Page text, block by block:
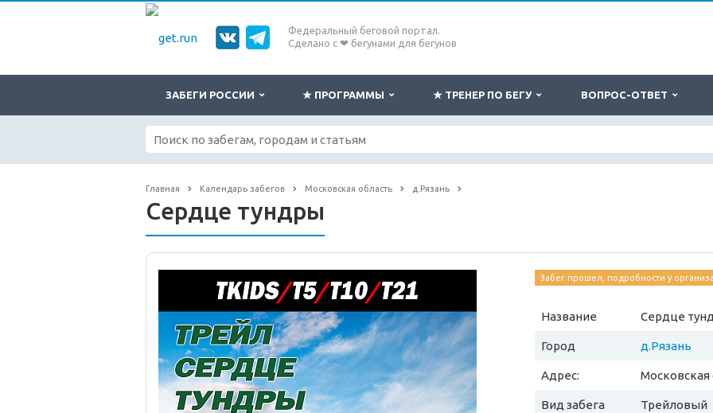
Федеральный беговой портал.
Сделано с ❤ бегунами для бегунов
ЗАБЕГИ РОССИИ ★ ПРОГРАММЫ ★ ТРЕНЕР ПО БЕГУ ВОПРОС-ОТВЕТ
Главная Календарь забегов Московская область д.Рязань
Сердце тундры
Забег прошел, подробности у
Название Сердце
Город д.Рязань
Адрес: Московская
Вид забега Трейловый